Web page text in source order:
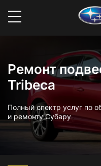
Ремонт
Tribeca
Полный спектр услуг по
и ремонту Субару